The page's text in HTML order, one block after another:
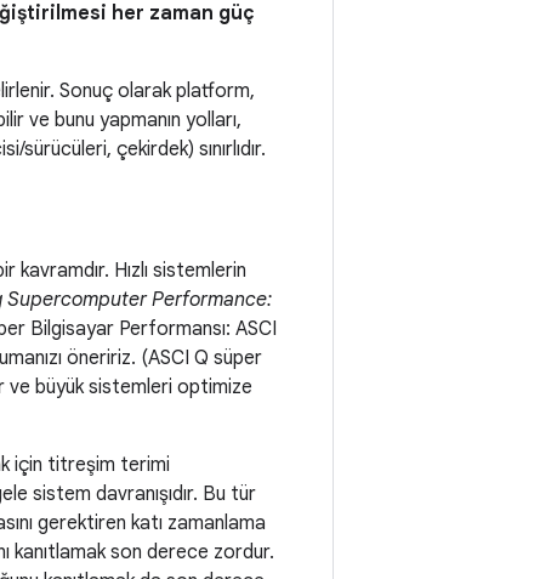
her zaman güç
Sonuç olarak platform,
ve bunu yapmanın yolları,
çekirdek) sınırlıdır.
Hızlı sistemlerin
Supercomputer Performance:
Bilgisayar Performansı: ASCI
öneririz. (ASCI Q süper
ve büyük sistemleri optimize
için titreşim terimi
sistem davranışıdır. Bu tür
gerektiren katı zamanlama
kanıtlamak son derece zordur.